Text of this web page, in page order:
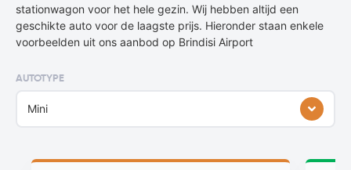
stationwagon voor het hele gezin. Wij hebben altijd een
geschikte auto voor de laagste prijs. Hieronder staan enkele
voorbeelden uit ons aanbod op Brindisi Airport
AUTOTYPE
Mini